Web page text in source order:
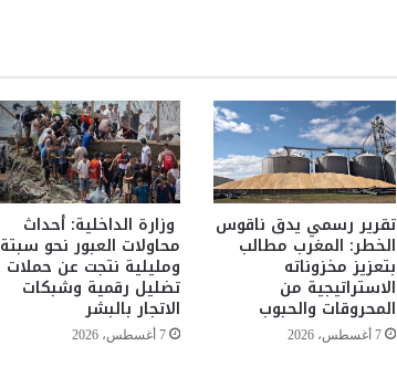
د
ي
ر
ي
ن
ظ
ي
و
م
اً
د
تقرير رسمي يدق ناقوس
الخطر: المغرب مطالب
بتعزيز مخزوناته
الاستراتيجية من
المحروقات والحبوب
7 أغسطس، 2026
وزارة الداخلية: أحداث
محاولات العبور نحو سبتة
ومليلية نتجت عن حملات
تضليل رقمية وشبكات
الاتجار بالبشر
7 أغسطس، 2026